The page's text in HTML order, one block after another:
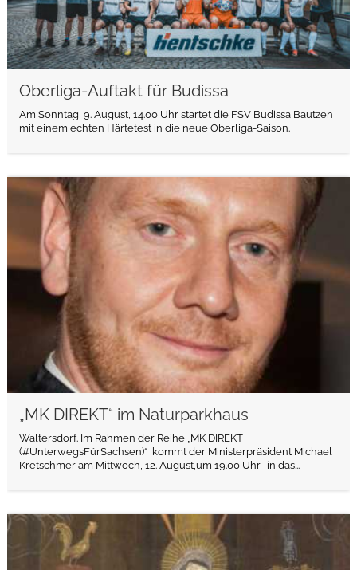
Oberliga-Auftakt für Budissa
Am Sonntag, 9. August, 14.00 Uhr startet die FSV Budissa Bautzen
mit einem echten Härtetest in die neue Oberliga-Saison.
„MK DIREKT“ im Naturparkhaus
Waltersdorf. Im Rahmen der Reihe „MK DIREKT
(#UnterwegsFürSachsen)“ kommt der Ministerpräsident Michael
Kretschmer am Mittwoch, 12. August,um 19.00 Uhr, in das...
weiterlesen
weiterlesen